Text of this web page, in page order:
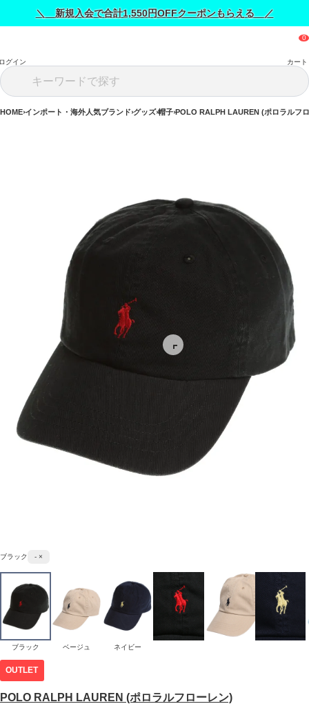
＼ 新規入会で合計1,550円OFFクーポンもらえる ／
グイン カート
HOME インポート・海外人気ブランド グッズ 帽子 POLO RALPH LAUREN (ポロラルフ
OUTLET
POLO RALPH LAUREN (ポロラルフローレン)
ブラック - ×
ブラック ベージュ ネイビー